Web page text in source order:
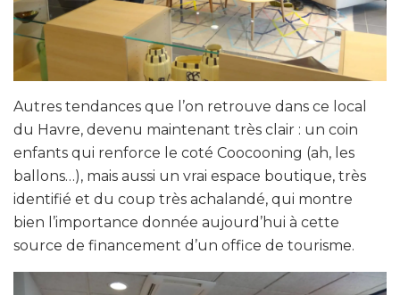
Autres tendances que l’on retrouve dans ce local
du Havre, devenu maintenant très clair : un coin
enfants qui renforce le coté Coocooning (ah, les
ballons…), mais aussi un vrai espace boutique, très
identifié et du coup très achalandé, qui montre
bien l’importance donnée aujourd’hui à cette
source de financement d’un office de tourisme.